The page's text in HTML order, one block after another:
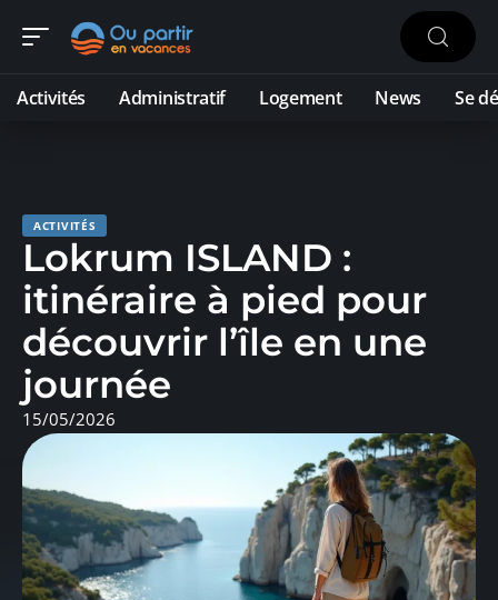
Activités Administratif Logement News Se
ACTIVITÉS
Lokrum ISLAND :
itinéraire à pied pour
découvrir l’île en une
journée
15/05/2026